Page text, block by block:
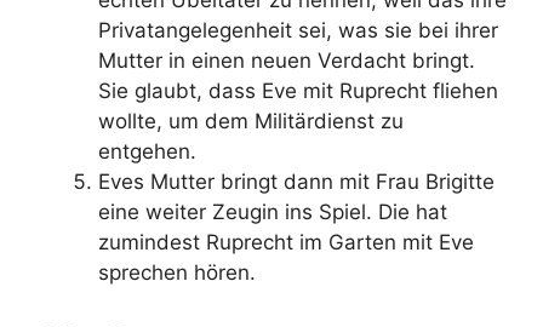
Privatangelegenheit sei, was sie bei ihrer
Mutter in einen neuen Verdacht bringt.
Sie glaubt, dass Eve mit Ruprecht fliehen
wollte, um dem Militärdienst zu
entgehen.
Eves Mutter bringt dann mit Frau Brigitte
eine weiter Zeugin ins Spiel. Die hat
zumindest Ruprecht im Garten mit Eve
sprechen hören.